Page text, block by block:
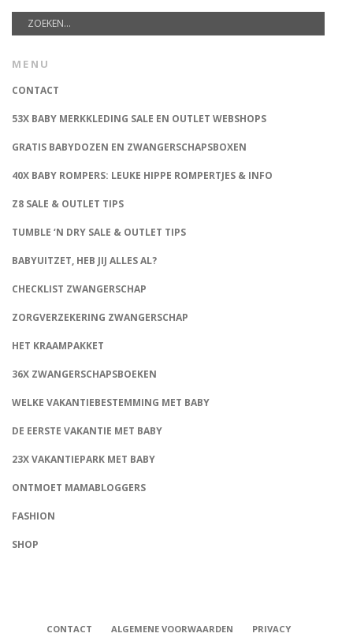
MENU
CONTACT
53X BABY MERKKLEDING SALE EN OUTLET WEBSHOPS
GRATIS BABYDOZEN EN ZWANGERSCHAPSBOXEN
40X BABY ROMPERS: LEUKE HIPPE ROMPERTJES & INFO
Z8 SALE & OUTLET TIPS
TUMBLE ‘N DRY SALE & OUTLET TIPS
BABYUITZET, HEB JIJ ALLES AL?
CHECKLIST ZWANGERSCHAP
ZORGVERZEKERING ZWANGERSCHAP
HET KRAAMPAKKET
36X ZWANGERSCHAPSBOEKEN
WELKE VAKANTIEBESTEMMING MET BABY
DE EERSTE VAKANTIE MET BABY
23X VAKANTIEPARK MET BABY
ONTMOET MAMABLOGGERS
FASHION
SHOP
CONTACT ALGEMENE VOORWAARDEN PRIVACY